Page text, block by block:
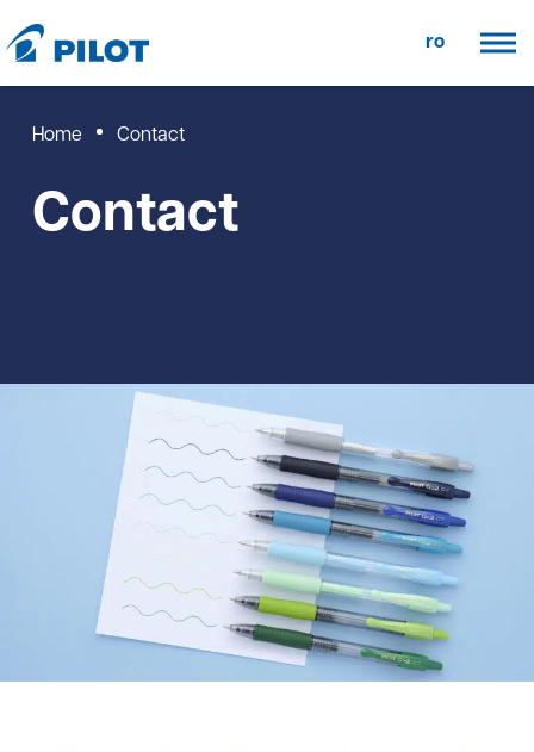
ro
Home Contact
Contact